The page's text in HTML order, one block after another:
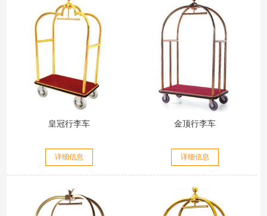
皇冠行李车
详细信息
金顶行李车
详细信息